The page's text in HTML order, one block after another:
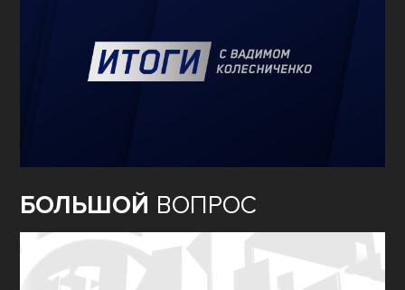
БОЛЬШОЙ ВОПРОС